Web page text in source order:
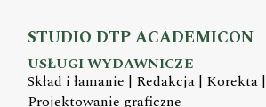
STUDIO DTP ACADEMICON
USŁUGI WYDAWNICZE
Skład i łamanie | Redakcja | Korekta |
Projektowanie graficzne